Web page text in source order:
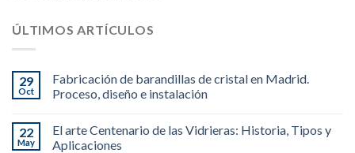
ÚLTIMOS ARTÍCULOS
29
Oct
Fabricación de barandillas de cristal en Madrid.
Proceso, diseño e instalación
22
May
El arte Centenario de las Vidrieras: Historia, Tipos y
Aplicaciones